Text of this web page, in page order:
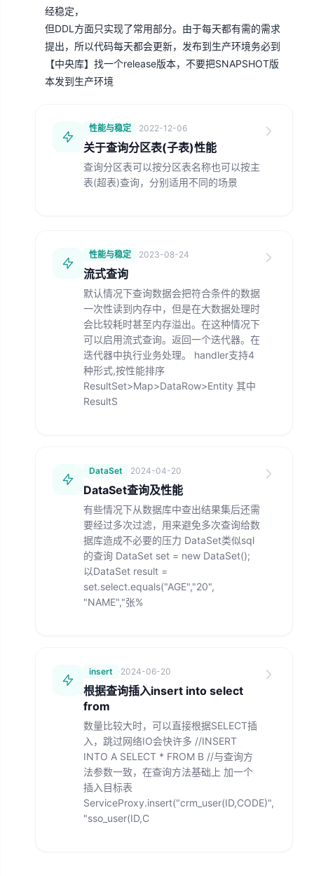
经稳定，
但DDL方面只实现了常用部分。由于每天都有需的需求
提出，所以代码每天都会更新，发布到生产环境务必到
【中央库】找一个release版本，不要把SNAPSHOT版
本发到生产环境
性能与稳定 ·2022-12-06
关于查询分区表(子表)性能
查询分区表可以按分区表名称也可以按主
表(超表)查询，分别适用不同的场景
性能与稳定 ·2023-08-24
流式查询
默认情况下查询数据会把符合条件的数据
一次性读到内存中，但是在大数据处理时
会比较耗时甚至内存溢出。在这种情况下
可以启用流式查询。返回一个迭代器。在
迭代器中执行业务处理。 handler支持4
种形式,按性能排序
ResultSet>Map>DataRow>Entity 其中
ResultS
DataSet ·2024-04-20
DataSet查询及性能
有些情况下从数据库中查出结果集后还需
要经过多次过滤，用来避免多次查询给数
据库造成不必要的压力 DataSet类似sql
的查询 DataSet set = new DataSet();
以DataSet result =
set.select.equals("AGE","20",
"NAME","张%
insert ·2024-06-20
根据查询插入insert into select
from
数量比较大时，可以直接根据SELECT插
入，跳过网络IO会快许多 //INSERT
INTO A SELECT * FROM B //与查询方
法参数一致，在查询方法基础上 加一个
插入目标表
ServiceProxy.insert("crm_user(ID,CODE)",
"sso_user(ID,C